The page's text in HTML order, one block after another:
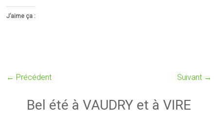
J’aime ça :
← Précédent Suivant →
Bel été à VAUDRY et à VIRE